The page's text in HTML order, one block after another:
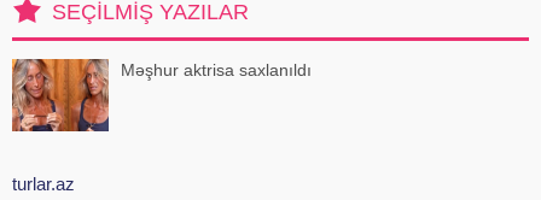
əsrlər dövrünün ən böyük
təbiblərində
SEÇILMIŞ YAZILAR
Məşhur aktrisa saxlanıldı
turlar.az